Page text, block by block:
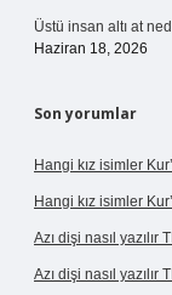
Üstü insan altı at
Haziran 18, 2026
Son yorumlar
Hangi kız isimler
Hangi kız isimler
Azı dişi nasıl yazılır
Azı dişi nasıl yazılır